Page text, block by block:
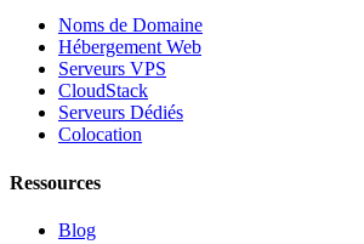
Noms de Domaine
Hébergement Web
Serveurs VPS
CloudStack
Serveurs Dédiés
Colocation
Ressources
Blog